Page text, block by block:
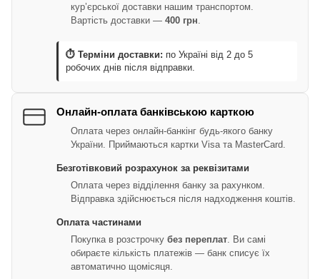
кур’єрської доставки нашим транспортом.
Вартість доставки — 400 грн.
⏱ Терміни доставки: по Україні від 2 до 5
робочих днів після відправки.
Онлайн-оплата банківською карткою
Оплата через онлайн-банкінг будь-якого банку
України. Приймаються картки Visa та MasterCard.
Безготівковий розрахунок за реквізитами
Оплата через відділення банку за рахунком.
Відправка здійснюється після надходження коштів.
Оплата частинами
Покупка в розстрочку без переплат. Ви самі
обираєте кількість платежів — банк списує їх
автоматично щомісяця.